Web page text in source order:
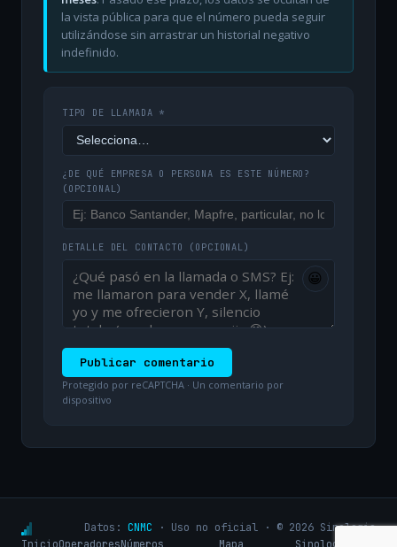
la vista pública para que el número pueda seguir
utilizándose sin arrastrar un historial negativo
indefinido.
TIPO DE LLAMADA *
¿DE QUÉ EMPRESA O PERSONA ES ESTE NÚMERO?
(OPCIONAL)
DETALLE DEL CONTACTO (OPCIONAL)
😀
Publicar comentario
Protegido por reCAPTCHA · Un comentario por
dispositivo
Datos: CNMC · Uso no oficial · © 2026 Sinologic